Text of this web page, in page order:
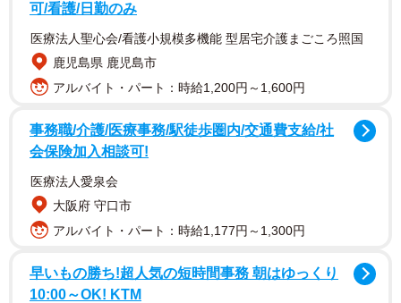
可/看護/日勤のみ
医療法人聖心会/看護小規模多機能 型居宅介護まごころ照国
鹿児島県 鹿児島市
アルバイト・パート：時給1,200円～1,600円
事務職/介護/医療事務/駅徒歩圏内/交通費支給/社
会保険加入相談可!
医療法人愛泉会
大阪府 守口市
アルバイト・パート：時給1,177円～1,300円
早いもの勝ち!超人気の短時間事務 朝はゆっくり
10:00～OK! KTM